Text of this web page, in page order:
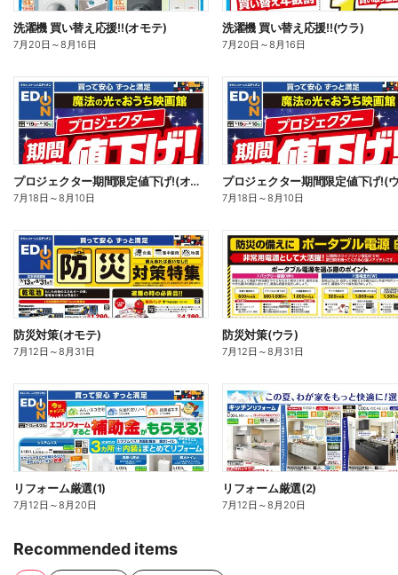
洗濯機 買い替え応援!!(オモテ)
7月20日 ～8月16日
洗濯機 買い替え応援!!(ウラ)
7月20日 ～8月16日
プロジェクター期間限定値下げ!(オモテ)
7月18日 ～8月10日
プロジェクター期間限定値下げ!(
7月18日 ～8月10日
防災対策(オモテ)
7月12日 ～8月31日
防災対策(ウラ)
7月12日 ～8月31日
リフォーム厳選(1)
7月12日 ～8月20日
リフォーム厳選(2)
7月12日 ～8月20日
Recommended items